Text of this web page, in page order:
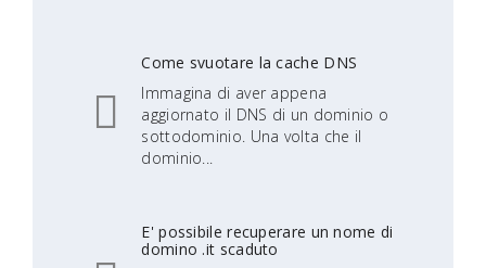
Come svuotare la cache DNS
Immagina di aver appena
aggiornato il DNS di un dominio o
sottodominio. Una volta che il
dominio...
E' possibile recuperare un nome di
domino .it scaduto